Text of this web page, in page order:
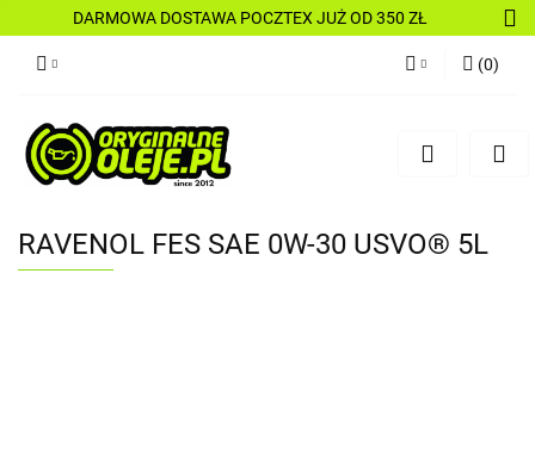
DARMOWA DOSTAWA POCZTEX JUŻ OD 350 ZŁ
Zarejestruj się
(0)
RAVENOL FES SAE 0W-30 USVO® 5L